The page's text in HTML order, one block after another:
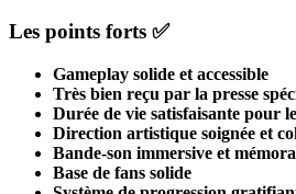
Les points forts ✅
Gameplay solide et accessible
Très bien reçu par la presse
Durée de vie satisfaisante pour
Direction artistique soignée et
Bande-son immersive et
Base de fans solide